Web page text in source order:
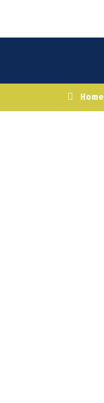
Home